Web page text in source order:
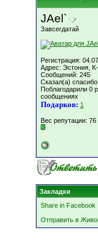
JAel`
Завсегдатай
Регистрация:
Адрес: Эстония,
Сообщений: 245
Сказал(а)
Поблагодарили 0
сообщениях
Подарков: 1
Вес репутации: 76
Закладки
Share in Facebook
Отправить в